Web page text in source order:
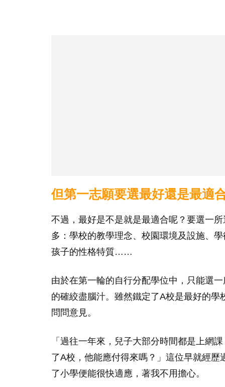
但第一志願要選最好還是最適
不過，最好是不是就是最適合呢？要選一
多：學校的教學理念、校園環境及設施、
孩子的性格特質……
由於在第一輪的自行分配學位中，只能選
的確絞盡腦汁。雖然鐵定了A校是最好的
問問意見。
「過往一年來，兒子大部分時間都是上網
了A校，他能應付得來嗎？」這位早就經
了小學便能很快適應，著我不用擔心。